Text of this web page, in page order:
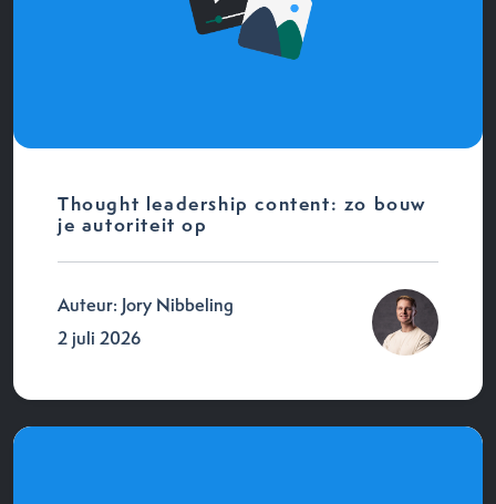
Thought leadership content: zo bouw
je autoriteit op
Auteur: Jory Nibbeling
2 juli 2026